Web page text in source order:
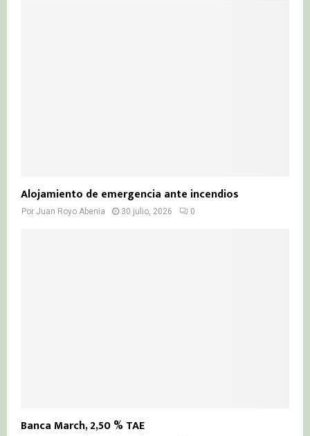
Alojamiento de emergencia ante incendios
Por Juan Royo Abenia 30 julio, 2026 0
Banca March, 2,50 % TAE